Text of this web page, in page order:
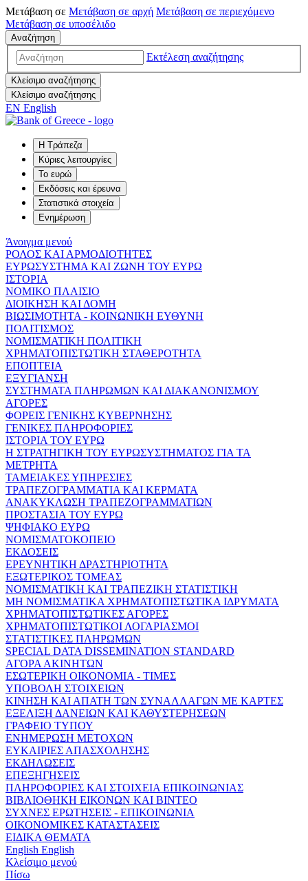
Μετάβαση σε Μετάβαση σε αρχή Μετάβαση σε περιεχόμενο
Μετάβαση σε υποσέλιδο
Αναζήτηση
Εκτέλεση αναζήτησης
Κλείσιμο αναζήτησης
Κλείσιμο αναζήτησης
EN English
Η Τράπεζα
Κύριες λειτουργίες
Το ευρώ
Εκδόσεις και έρευνα
Στατιστικά στοιχεία
Ενημέρωση
Άνοιγμα μενού
ΡΟΛΟΣ ΚΑΙ ΑΡΜΟΔΙΟΤΗΤΕΣ
ΕΥΡΩΣΥΣΤΗΜΑ ΚΑΙ ΖΩΝΗ ΤΟΥ ΕΥΡΩ
ΙΣΤΟΡΙΑ
ΝΟΜΙΚΟ ΠΛΑΙΣΙΟ
ΔΙΟΙΚΗΣΗ ΚΑΙ ΔΟΜΗ
ΒΙΩΣΙΜΟΤΗΤΑ - ΚΟΙΝΩΝΙΚΗ ΕΥΘΥΝΗ
ΠΟΛΙΤΙΣΜΟΣ
ΝΟΜΙΣΜΑΤΙΚΗ ΠΟΛΙΤΙΚΗ
ΧΡΗΜΑΤΟΠΙΣΤΩΤΙΚΗ ΣΤΑΘΕΡΟΤΗΤΑ
ΕΠΟΠΤΕΙΑ
ΕΞΥΓΙΑΝΣΗ
ΣΥΣΤΗΜΑΤΑ ΠΛΗΡΩΜΩΝ ΚΑΙ ΔΙΑΚΑΝΟΝΙΣΜΟΥ
ΑΓΟΡΕΣ
ΦΟΡΕΙΣ ΓΕΝΙΚΗΣ ΚΥΒΕΡΝΗΣΗΣ
ΓΕΝΙΚΕΣ ΠΛΗΡΟΦΟΡΙΕΣ
ΙΣΤΟΡΙΑ ΤΟΥ ΕΥΡΩ
Η ΣΤΡΑΤΗΓΙΚΗ ΤΟΥ ΕΥΡΩΣΥΣΤΗΜΑΤΟΣ ΓΙΑ ΤΑ
ΜΕΤΡΗΤΑ
ΤΑΜΕΙΑΚΕΣ ΥΠΗΡΕΣΙΕΣ
ΤΡΑΠΕΖΟΓΡΑΜΜΑΤΙΑ ΚΑΙ ΚΕΡΜΑΤΑ
ΑΝΑΚΥΚΛΩΣΗ ΤΡΑΠΕΖΟΓΡΑΜΜΑΤΙΩΝ
ΠΡΟΣΤΑΣΙΑ ΤΟΥ ΕΥΡΩ
ΨΗΦΙΑΚΟ ΕΥΡΩ
ΝΟΜΙΣΜΑΤΟΚΟΠΕΙΟ
ΕΚΔΟΣΕΙΣ
ΕΡΕΥΝΗΤΙΚΗ ΔΡΑΣΤΗΡΙΟΤΗΤΑ
ΕΞΩΤΕΡΙΚΟΣ ΤΟΜΕΑΣ
ΝΟΜΙΣΜΑΤΙΚΗ ΚΑΙ ΤΡΑΠΕΖΙΚΗ ΣΤΑΤΙΣΤΙΚΗ
ΜΗ ΝΟΜΙΣΜΑΤΙΚΑ ΧΡΗΜΑΤΟΠΙΣΤΩΤΙΚΑ ΙΔΡΥΜΑΤΑ
ΧΡΗΜΑΤΟΠΙΣΤΩΤΙΚΕΣ ΑΓΟΡΕΣ
ΧΡΗΜΑΤΟΠΙΣΤΩΤΙΚΟΙ ΛΟΓΑΡΙΑΣΜΟΙ
ΣΤΑΤΙΣΤΙΚΕΣ ΠΛΗΡΩΜΩΝ
SPECIAL DATA DISSEMINATION STANDARD
ΑΓΟΡΑ ΑΚΙΝΗΤΩΝ
ΕΣΩΤΕΡΙΚΗ ΟΙΚΟΝΟΜΙΑ - ΤΙΜΕΣ
ΥΠΟΒΟΛΗ ΣΤΟΙΧΕΙΩΝ
ΚΙΝΗΣΗ ΚΑΙ ΑΠΑΤΗ ΤΩΝ ΣΥΝΑΛΛΑΓΩΝ ΜΕ ΚΑΡΤΕΣ
ΕΞΕΛΙΞΗ ΔΑΝΕΙΩΝ ΚΑΙ ΚΑΘΥΣΤΕΡΗΣΕΩΝ
ΓΡΑΦΕΙΟ ΤΥΠΟΥ
ΕΝΗΜΕΡΩΣΗ ΜΕΤΟΧΩΝ
ΕΥΚΑΙΡΙΕΣ ΑΠΑΣΧΟΛΗΣΗΣ
ΕΚΔΗΛΩΣΕΙΣ
ΕΠΕΞΗΓΗΣΕΙΣ
ΠΛΗΡΟΦΟΡΙΕΣ ΚΑΙ ΣΤΟΙΧΕΙΑ ΕΠΙΚΟΙΝΩΝΙΑΣ
ΒΙΒΛΙΟΘΗΚΗ ΕΙΚΟΝΩΝ ΚΑΙ ΒΙΝΤΕΟ
ΣΥΧΝΕΣ ΕΡΩΤΗΣΕΙΣ - ΕΠΙΚΟΙΝΩΝΙΑ
ΟΙΚΟΝΟΜΙΚΕΣ ΚΑΤΑΣΤΑΣΕΙΣ
ΕΙΔΙΚΑ ΘΕΜΑΤΑ
English English
Κλείσιμο μενού
Πίσω